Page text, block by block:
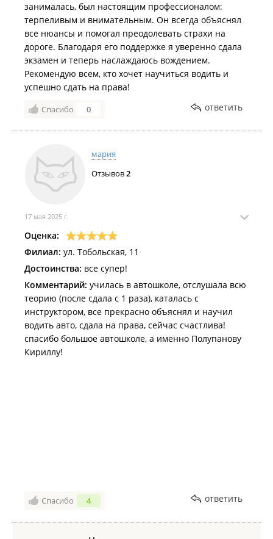
занималась, был настоящим профессионалом:
терпеливым и внимательным. Он всегда объяснял
все нюансы и помогал преодолевать страхи на
дороге. Благодаря его поддержке я уверенно сдала
экзамен и теперь наслаждаюсь вождением.
Рекомендую всем, кто хочет научиться водить и
успешно сдать на права!
Спасибо 0 ответить
мария
Отзывов2
17 мая 2025 г.
Оценка:
Филиал: ул. Тобольская, 11
Достоинства: все супер!
Комментарий: училась в автошколе, отслушала всю
теорию (после сдала с 1 раза), каталась с
инструктором, все прекрасно объяснял и научил
водить авто, сдала на права, сейчас счастлива!
спасибо большое автошколе, а именно Полупанову
Кириллу!
Спасибо 4 ответить